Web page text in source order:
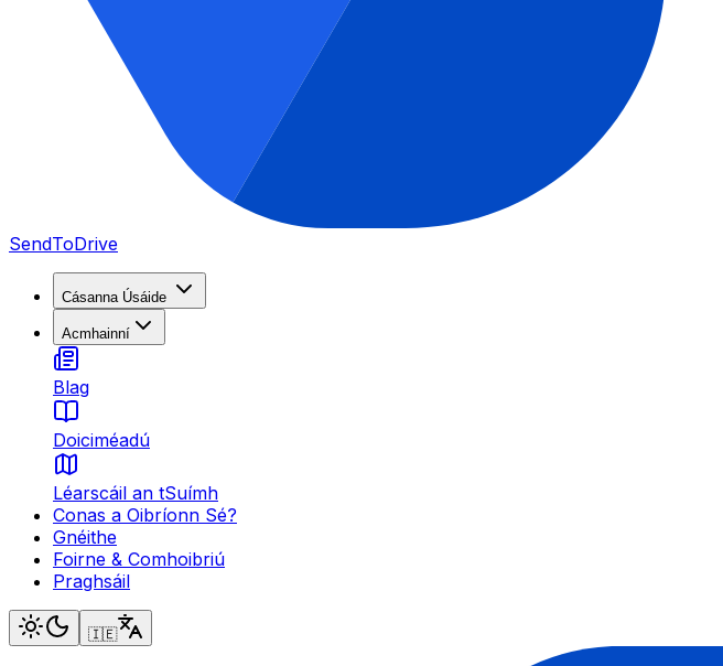
SendToDrive
Cásanna Úsáide
Acmhainní
Blag
Doiciméadú
Léarscáil an tSuímh
Conas a Oibríonn Sé?
Gnéithe
Foirne & Comhoibriú
Praghsáil
🇮🇪